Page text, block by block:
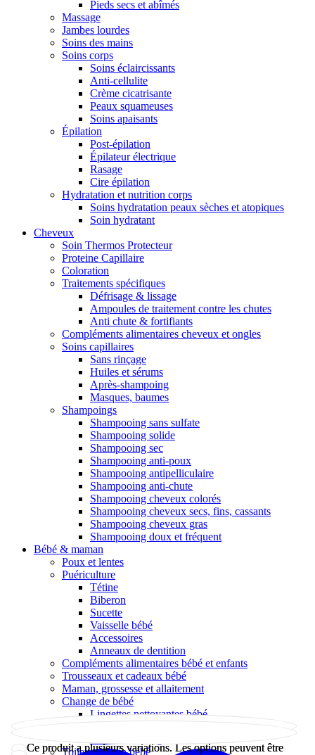
Ce produit a plusieurs variations. Les options peuvent être
Ce produit a plusieurs variations. Les options peuvent être
Pieds secs et abîmés
Massage
Jambes lourdes
Soins des mains
Soins corps
Soins éclaircissants
Anti-cellulite
Crème cicatrisante
Peaux squameuses
Soins apaisants
Épilation
Post-épilation
Épilateur électrique
Rasage
Cire épilation
Hydratation et nutrition corps
Soins hydratation peaux sèches et atopiques
Soin hydratant
Cheveux
Soin Thermos Protecteur
Proteine Capillaire
Coloration
Traitements spécifiques
Défrisage & lissage
Ampoules de traitement contre les chutes
Anti chute & fortifiants
Compléments alimentaires cheveux et ongles
Soins capillaires
Sans rinçage
Huiles et sérums
Après-shampoing
Masques, baumes
Shampoings
Shampooing sans sulfate
Shampooing solide
Shampooing sec
Shampooing anti-poux
Shampooing antipelliculaire
Shampooing anti-chute
Shampooing cheveux colorés
Shampooing cheveux secs, fins, cassants
Shampooing cheveux gras
Shampooing doux et fréquent
Bébé & maman
Poux et lentes
Puériculture
Tétine
Biberon
Sucette
Vaisselle bébé
Accessoires
Anneaux de dentition
Compléments alimentaires bébé et enfants
Trousseaux et cadeaux bébé
Maman, grossesse et allaitement
Change de bébé
Lingettes nettoyantes bébé
Toilette et soin bébé